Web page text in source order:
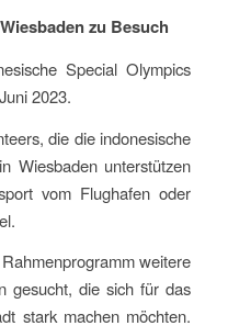
zu Besuch
Special Olympics
2023.
die die indonesische
Wiesbaden unterstützen
vom Flughafen oder
weitere
gesucht, die sich für das
stark machen möchten.